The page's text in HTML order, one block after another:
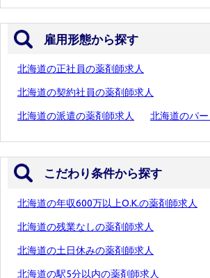
雇用形態から探す
北海道の正社員の薬剤師求人
北海道の契約社員の薬剤師求人
北海道の派遣の薬剤師求人 北海道のパ
こだわり条件から探す
北海道の年収600万以上O.K.の薬剤師求人
北海道の残業なしの薬剤師求人
北海道の土日休みの薬剤師求人
北海道の駅5分以内の薬剤師求人